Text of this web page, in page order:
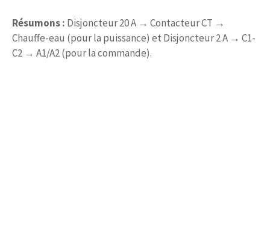
Résumons : Disjoncteur 20 A → Contacteur CT →
Chauffe-eau (pour la puissance) et Disjoncteur 2 A → C1-
C2 → A1/A2 (pour la commande).